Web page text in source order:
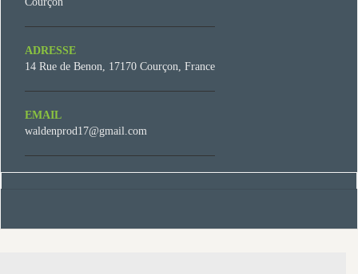
ADRESSE
14 Rue de Benon, 17170 Courçon, France
EMAIL
waldenprod17@gmail.com